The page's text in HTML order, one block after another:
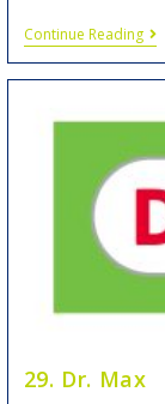
Continue Reading
29. Dr. Max